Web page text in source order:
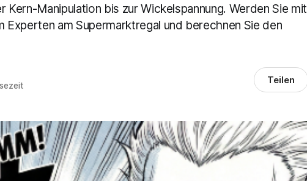
Kern-Manipulation bis zur Wickelspannung. Werden Sie mit
Experten am Supermarktregal und berechnen Sie den
Teilen